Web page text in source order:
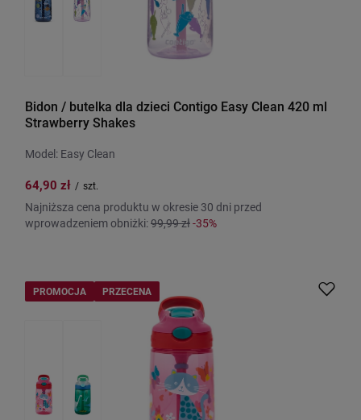
Bidon / butelka dla dzieci Contigo Easy Clean 420 ml
Strawberry Shakes
Model: Easy Clean
64,90 zł / szt.
Najniższa cena produktu w okresie 30 dni przed
wprowadzeniem obniżki:99,99 zł-35%
PROMOCJA PRZECENA